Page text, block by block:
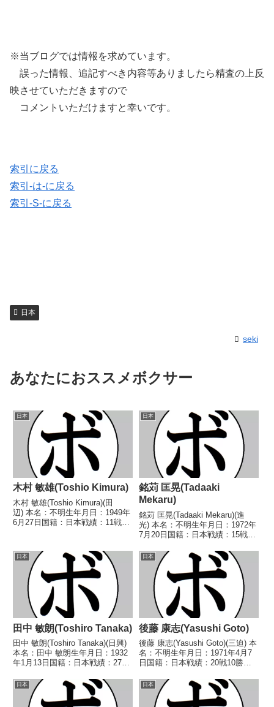
※当ブログでは情報を求めています。
誤った情報、追記すべき内容等ありましたら精査の上反
映させていただきますので
コメントいただけますと幸いです。
索引に戻る
索引-は-に戻る
索引-S-に戻る
日本
seki
あなたにおススメボクサー
日本
木村 敏雄(Toshio Kimura)
木村 敏雄(Toshio Kimura)(田
辺) 本名：不明生年月日：1949年
6月27日国籍：日本戦績：11戦3
○3RKO 坂井 幸雄(三
迫)1968/03/06 ...
日本
銘苅 匡晃(Tadaaki
Mekaru)
銘苅 匡晃(Tadaaki Mekaru)(進
光) 本名：不明生年月日：1972年
7月20日国籍：日本戦績：15戦7
し 【戦歴】1990/10/05
○3RKO 東 一郎(洛
翠)1992/04/09 ○4...
日本
田中 敏朗(Toshiro Tanaka)
田中 敏朗(Toshiro Tanaka)(日興)
本名：田中 敏朗生年月日：1932
年1月13日国籍：日本戦績：27戦
ル】1951年度全日本選手権ライ
トフライ級優勝(アマチュア)1954
年度全日本選手権...
日本
後藤 康志(Yasushi Goto)
後藤 康志(Yasushi Goto)(三迫) 本
名：不明生年月日：1971年4月7
日国籍：日本戦績：20戦10勝
1991年度KSD杯争奪B級トーナメ
ントスーパーバンタム級優
勝 【戦歴】1988/11/1...
日本 日本